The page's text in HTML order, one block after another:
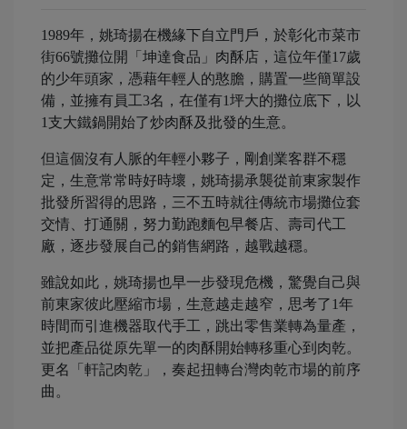
1989年，姚琦揚在機緣下自立門戶，於彰化市菜市
街66號攤位開「坤達食品」肉酥店，這位年僅17歲
的少年頭家，憑藉年輕人的憨膽，購置一些簡單設
備，並擁有員工3名，在僅有1坪大的攤位底下，以
1支大鐵鍋開始了炒肉酥及批發的生意。
但這個沒有人脈的年輕小夥子，剛創業客群不穩
定，生意常常時好時壞，姚琦揚承襲從前東家製作
批發所習得的思路，三不五時就往傳統市場攤位套
交情、打通關，努力勤跑麵包早餐店、壽司代工
廠，逐步發展自己的銷售網路，越戰越穩。
雖說如此，姚琦揚也早一步發現危機，驚覺自己與
前東家彼此壓縮市場，生意越走越窄，思考了1年
時間而引進機器取代手工，跳出零售業轉為量產，
並把產品從原先單一的肉酥開始轉移重心到肉乾。
更名「軒記肉乾」，奏起扭轉台灣肉乾市場的前序
曲。